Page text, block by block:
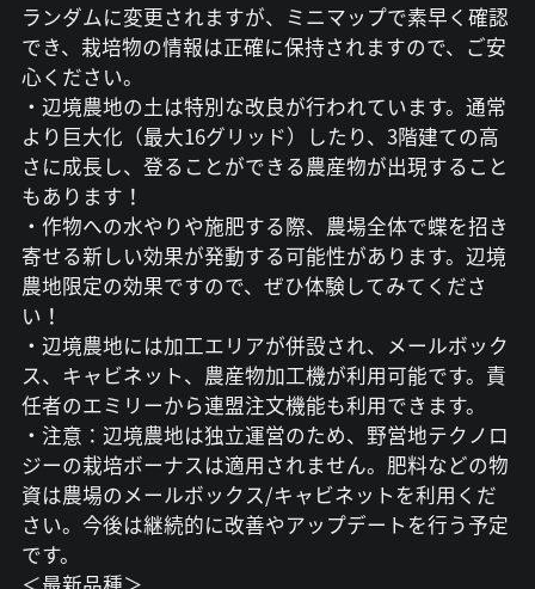
ランダムに変更されますが、ミニマップで素早く確認
でき、栽培物の情報は正確に保持されますので、ご安
心ください。
・辺境農地の土は特別な改良が行われています。通常
より巨大化（最大16グリッド）したり、3階建ての高
さに成長し、登ることができる農産物が出現すること
もあります！
・作物への水やりや施肥する際、農場全体で蝶を招き
寄せる新しい効果が発動する可能性があります。辺境
農地限定の効果ですので、ぜひ体験してみてくださ
い！
・辺境農地には加工エリアが併設され、メールボック
ス、キャビネット、農産物加工機が利用可能です。責
任者のエミリーから連盟注文機能も利用できます。
・注意：辺境農地は独立運営のため、野営地テクノロ
ジーの栽培ボーナスは適用されません。肥料などの物
資は農場のメールボックス/キャビネットを利用くだ
さい。今後は継続的に改善やアップデートを行う予定
です。